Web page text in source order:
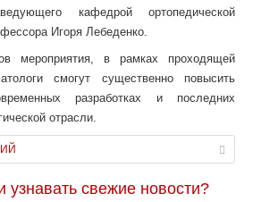
кафедрой ортопедической
Игоря Лебеденко.
мероприятия, в рамках проходящей
смогут существенно повысить
разработках и последних
отрасли.
узнавать свежие новости?